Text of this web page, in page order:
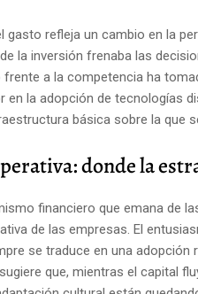
gasto refleja un cambio en la
la inversión frenaba las
frente a la competencia ha
en la adopción de tecnologías
básica sobre la que
donde la
financiero que emana de
de las empresas. El
se traduce en una
que, mientras el capital